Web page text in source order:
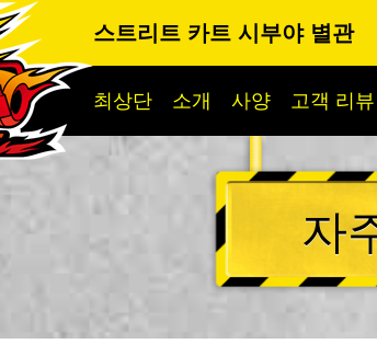
스트리트 카트 시부야 별관
최상단 소개 사양 고객 리뷰
자